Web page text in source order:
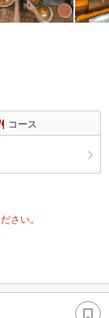
コース
さい。